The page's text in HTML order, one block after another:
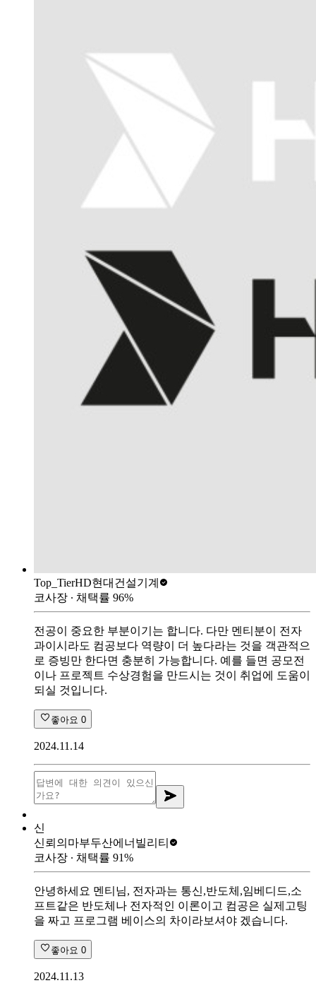
Top_TierHD현대건설기계
코사장 ∙ 채택률 96%
전공이 중요한 부분이기는 합니다. 다만 멘티분이 전자
과이시라도 컴공보다 역량이 더 높다라는 것을 객관적으
로 증빙만 한다면 충분히 가능합니다. 예를 들면 공모전
이나 프로젝트 수상경험을 만드시는 것이 취업에 도움이
되실 것입니다.
좋아요 0
2024.11.14
신
신뢰의마부두산에너빌리티
코사장 ∙ 채택률 91%
안녕하세요 멘티님, 전자과는 통신,반도체,임베디드,소
프트같은 반도체나 전자적인 이론이고 컴공은 실제고팅
을 짜고 프로그램 베이스의 차이라보셔야 겠습니다.
좋아요 0
2024.11.13